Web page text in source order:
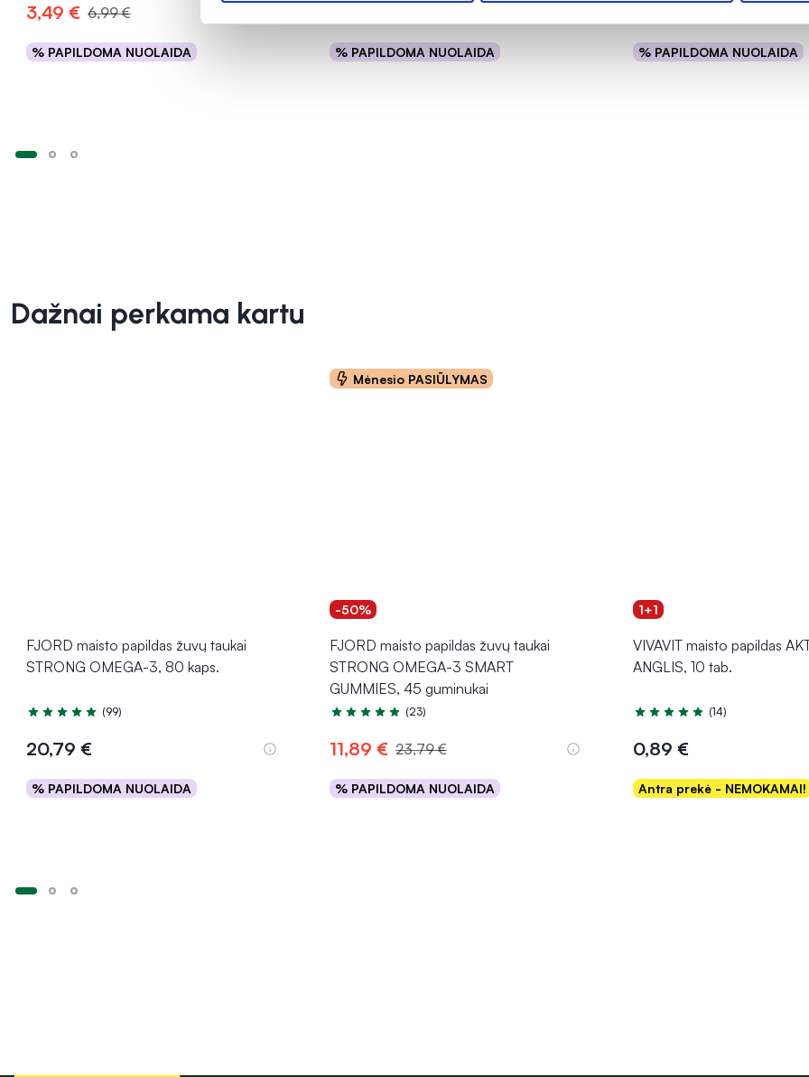
3,49 € 6,99 €
% PAPILDOMA NUOLAIDA
Į krepšelį
% PAPILDOMA NUOLAIDA
Į krepšelį
% PAPILDOMA NUOLAIDA
Į krepšelį
Dažnai perkama kartu
FJORD maisto papildas žuvų taukai
STRONG OMEGA-3, 80 kaps.
Įvertinimas 4.9 iš 5
(99)
20,79 €
% PAPILDOMA NUOLAIDA
Į krepšelį
Mėnesio PASIŪLYMAS
-50%
FJORD maisto papildas žuvų taukai
STRONG OMEGA-3 SMART
GUMMIES, 45 guminukai
Įvertinimas 5.0 iš 5
(23)
11,89 € 23,79 €
% PAPILDOMA NUOLAIDA
Į krepšelį
1+1
VIVAVIT maisto papildas
ANGLIS, 10 tab.
Įvertinimas 5.0 iš 5
(14)
0,89 €
Antra prekė - NEMOKAMAI!
Į krepšelį